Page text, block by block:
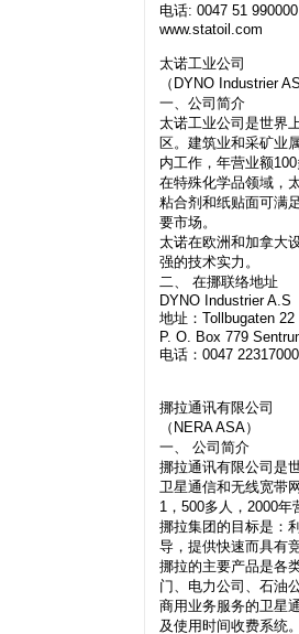
电话: 0047 51
www.statoil.com
太诺工业公司
（DYNO Industrier
一、公司简介
太诺工业公司是世界
区。建筑业和采矿业
内工作，年营业额
在特殊化学品领域，
粘合剂和纸贴面可满
要市场。
太诺在欧洲和加拿大
强的技术实力。
二、 在挪联络地址
DYNO Industrier A.S
地址：Tollbugaten 22
P. O. Box 779
电话：0047
挪拉通讯有限公司
（NERA ASA）
一、 公司简介
挪拉通讯有限公司是
卫星通信和无线宽带
1，500多人，2000
挪拉集团的目标是：
导，提供快速而具有
挪拉的主要产品是各
门、电力公司、石油
商用业务服务的卫星
及使用时间收费系统。